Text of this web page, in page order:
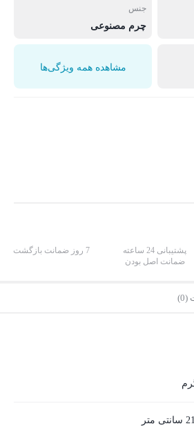
جنس
چرم مصنوعی
مشاهده همه ویژگی‌ها
پشتیبانی 24 ساعته
7 روز ضمانت بازگشت
ضمانت اصل بودن